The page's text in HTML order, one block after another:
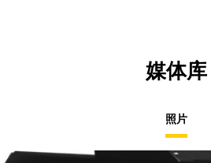
媒体库
照片